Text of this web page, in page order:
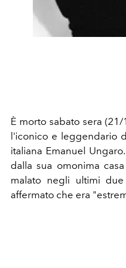
È morto sabato sera
l'iconico e leggendario
italiana Emanuel
dalla sua omonima
malato negli ultimi
affermato che era